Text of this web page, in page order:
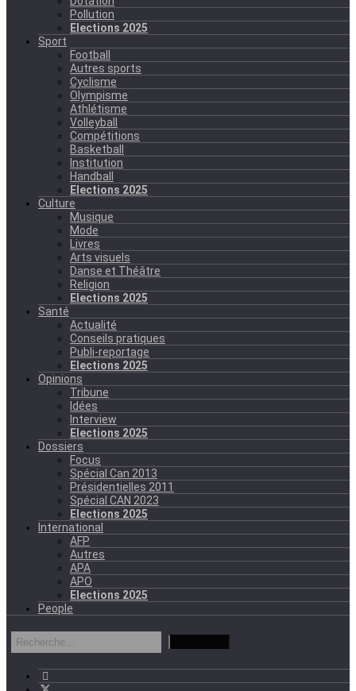
Pollution
Elections 2025
Sport
Football
Autres sports
Cyclisme
Olympisme
Athlétisme
Volleyball
Compétitions
Basketball
Institution
Handball
Elections 2025
Culture
Musique
Mode
Livres
Arts visuels
Danse et Théâtre
Religion
Elections 2025
Santé
Actualité
Conseils pratiques
Publi-reportage
Elections 2025
Opinions
Tribune
Idées
Interview
Elections 2025
Dossiers
Focus
Spécial Can 2013
Présidentielles 2011
Spécial CAN 2023
Elections 2025
International
AFP
Autres
APA
APO
Elections 2025
People